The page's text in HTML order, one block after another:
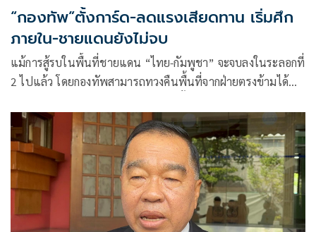
“กองทัพ”ตั้งการ์ด-ลดแรงเสียดทาน เริ่มศึก
ภายใน-ชายแดนยังไม่จบ
แม้การสู้รบในพื้นที่ชายแดน “ไทย-กัมพูชา” จะจบลงในระลอกที่
2 ไปแล้ว โดยกองทัพสามารถทวงคืนพื้นที่จากฝ่ายตรงข้ามได้
หลง” ของเหตุการณ์ยังเป็นเชื้อไฟที่สามารถทำให้เหตุการณ์สู้รบ
ปะทุได้อีกตลอดเวลา จากปัจจัยหลักคือ ยังไม่มีการสำรวจจัดทำ
หลักเขตกันจนเป็นที่ยุติ รวมไปถึงปัจจัยเฉพาะหน้าที่เกิดจาก
การเมืองภายในของ 2 ประเทศ ที่รัฐบาลต่างฝ่ายต่างสร้าง
คะแนนนิยมจากเหตุการณ์ชายแดน